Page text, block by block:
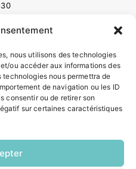
nous utilisons des technologies
ou accéder aux informations des
nous permettra de
de navigation ou les ID
consentir ou de retirer son
sur certaines caractéristiques